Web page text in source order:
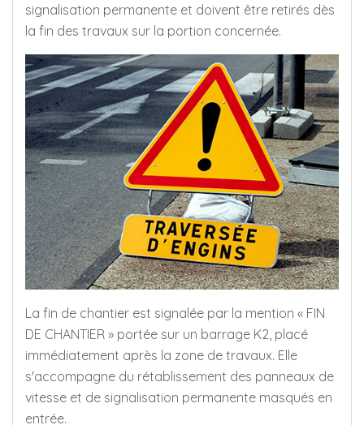
signalisation permanente et doivent être retirés dès
la fin des travaux sur la portion concernée.
La fin de chantier est signalée par la mention « FIN
DE CHANTIER » portée sur un barrage K2, placé
immédiatement après la zone de travaux. Elle
s'accompagne du rétablissement des panneaux de
vitesse et de signalisation permanente masqués en
entrée.